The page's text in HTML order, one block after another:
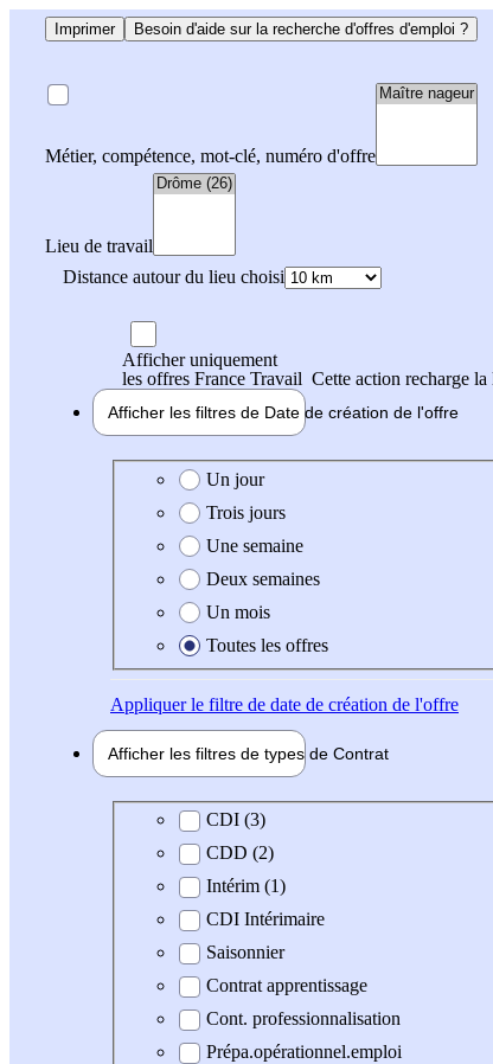
Imprimer Besoin d'aide sur la recherche d'offres d'emploi ?
Métier, compétence, mot-clé, numéro d'offre
Lieu de travail
Distance autour du lieu choisi
Afficher uniquement
les offres France Travail Cette action recharge la
Afficher les filtres de Date de création de l'offre
Date de création de l'offre
Un jour
Trois jours
Une semaine
Deux semaines
Un mois
Toutes les offres
Appliquerle filtre de date de création de l'offre
Afficher les filtres de types de Contrat
Type de contrat
CDI (3)
CDD (2)
Intérim (1)
CDI Intérimaire
Saisonnier
Contrat apprentissage
Cont. professionnalisation
Prépa.opérationnel.emploi